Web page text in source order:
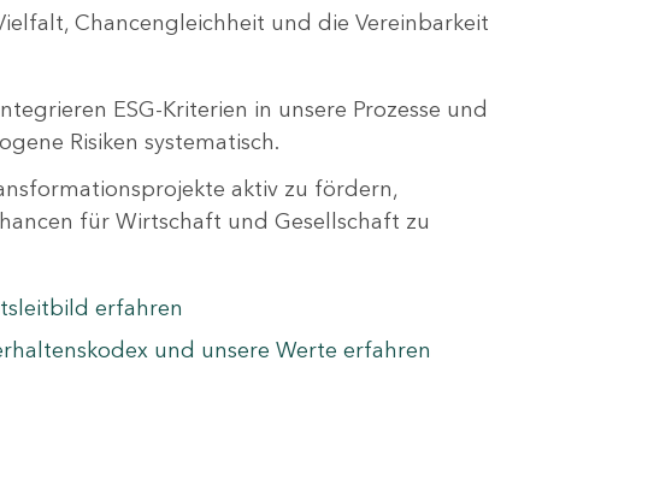
Chancengleichheit und die Vereinbarkeit
ESG-Kriterien in unsere Prozesse und
Risiken systematisch.
aktiv zu fördern,
für Wirtschaft und Gesellschaft zu
erfahren
und unsere Werte erfahren